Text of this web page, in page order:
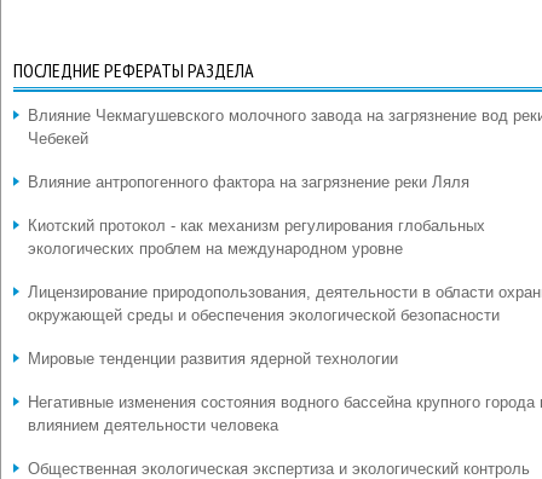
ПОСЛЕДНИЕ РЕФЕРАТЫ РАЗДЕЛА
Влияние Чекмагушевского молочного завода на загрязнение вод
Чебекей
Влияние антропогенного фактора на загрязнение реки Ляля
Киотский протокол - как механизм регулирования глобальных
экологических проблем на международном уровне
Лицензирование природопользования, деятельности в области
окружающей среды и обеспечения экологической безопасности
Мировые тенденции развития ядерной технологии
Негативные изменения состояния водного бассейна крупного города
влиянием деятельности человека
Общественная экологическая экспертиза и экологический контроль